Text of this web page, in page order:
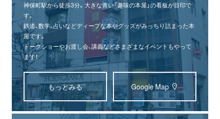
神保町駅から徒歩3分。大きな青い「趣味の本屋」の看板が目印で
す。
鉄道、数学、占いなどディープな本やグッズがみっちり詰まった本
屋です。
トークショーやお渡し会、講義などさまざまなイベントもやって
ます！
もっとみる Google Map